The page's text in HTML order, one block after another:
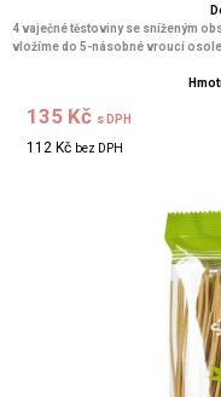
4 vaječné těstoviny se sníženým
vložíme do 5-násobné vroucí
135 Kč s DPH
112 Kč bez DPH